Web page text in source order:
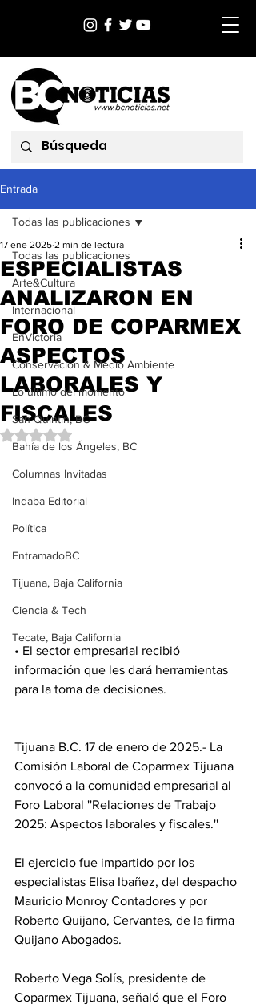
Entrada
Todas las publicaciones
Arte&Cultura
Internacional
EnVictoria
Conservación & Medio Ambiente
Lo último del momento
San Quintín, BC
Bahía de los Ángeles, BC
Columnas Invitadas
Indaba Editorial
Política
EntramadoBC
Tijuana, Baja California
Ciencia & Tech
Tecate, Baja California
Todas las publicaciones
ESPECIALISTAS
ANALIZARON EN
FORO DE COPARMEX
ASPECTOS
LABORALES Y
FISCALES
17 ene 2025 2 min de lectura
Obtuvo NaN de 5 estrellas.
• El sector empresarial recibió
información que les dará herramientas
para la toma de decisiones.
Tijuana B.C. 17 de enero de 2025.- La
Comisión Laboral de Coparmex Tijuana
convocó a la comunidad empresarial al
Foro Laboral ''Relaciones de Trabajo
2025: Aspectos laborales y fiscales.''
El ejercicio fue impartido por los
especialistas Elisa Ibañez, del despacho
Mauricio Monroy Contadores y por
Roberto Quijano, Cervantes, de la firma
Quijano Abogados.
Roberto Vega Solís, presidente de
Coparmex Tijuana, señaló que el Foro